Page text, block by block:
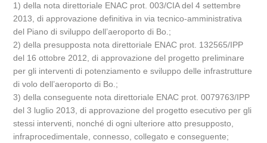
1) della nota direttoriale ENAC prot. 003/CIA del 4 settembre
2013, di approvazione definitiva in via tecnico-amministrativa
del Piano di sviluppo dell’aeroporto di Bo.;
2) della presupposta nota direttoriale ENAC prot. 132565/IPP
del 16 ottobre 2012, di approvazione del progetto preliminare
per gli interventi di potenziamento e sviluppo delle infrastrutture
di volo dell’aeroporto di Bo.;
3) della conseguente nota direttoriale ENAC prot. 0079763/IPP
del 3 luglio 2013, di approvazione del progetto esecutivo per gli
stessi interventi, nonché di ogni ulteriore atto presupposto,
infraprocedimentale, connesso, collegato e conseguente;